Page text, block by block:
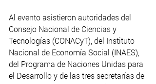
Al evento asistieron autoridades del
Consejo Nacional de Ciencias y
Tecnologías (CONACyT), del Instituto
Nacional de Economía Social (INAES),
del Programa de Naciones Unidas para
el Desarrollo y de las tres secretarías de